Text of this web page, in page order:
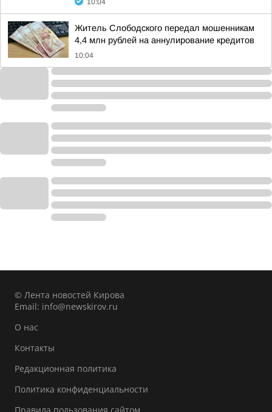
10:04
Житель Слободского передал мошенникам
4,4 млн рублей на аннулирование кредитов
10:04
© Лента новостей Кирова
Email: info@newskirov.ru
О нас
Контакты
Редакционная политика
Политика конфиденциальности